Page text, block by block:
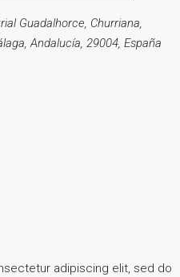
Guadalhorce, Churriana,
Andalucía, 29004, España
adipiscing elit, sed do